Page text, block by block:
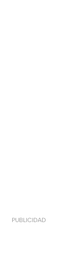
PUBLICIDAD